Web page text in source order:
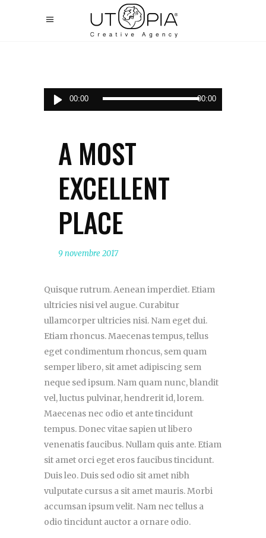
Lecteur
audio
00:00 00:00
A MOST
EXCELLENT
PLACE
9 novembre 2017
Quisque rutrum. Aenean imperdiet. Etiam
ultricies nisi vel augue. Curabitur
ullamcorper ultricies nisi. Nam eget dui.
Etiam rhoncus. Maecenas tempus, tellus
eget condimentum rhoncus, sem quam
semper libero, sit amet adipiscing sem
neque sed ipsum. Nam quam nunc, blandit
vel, luctus pulvinar, hendrerit id, lorem.
Maecenas nec odio et ante tincidunt
tempus. Donec vitae sapien ut libero
venenatis faucibus. Nullam quis ante. Etiam
sit amet orci eget eros faucibus tincidunt.
Duis leo. Duis sed odio sit amet nibh
vulputate cursus a sit amet mauris. Morbi
accumsan ipsum velit. Nam nec tellus a
odio tincidunt auctor a ornare odio.